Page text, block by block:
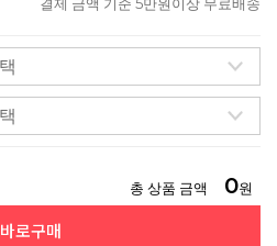
총 상품 금액 0원
바로구매